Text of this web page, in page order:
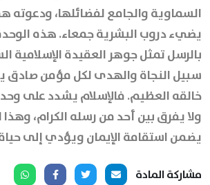
السماوية والجامع لفضائلها، ودعوته
يضيء دروب البشرية جمعاء. هذه
بالرسل تمثل جوهر العقيدة الإسلامية
سبيل النجاة والهدى لكل مؤمن
خالقه العظيم. فالإسلام يشدد على وحدة
ولا يفرق بين أحد من رسله الكرام،
يضمن استقامة الإيمان ويؤدي إلى
مشاركة المادة